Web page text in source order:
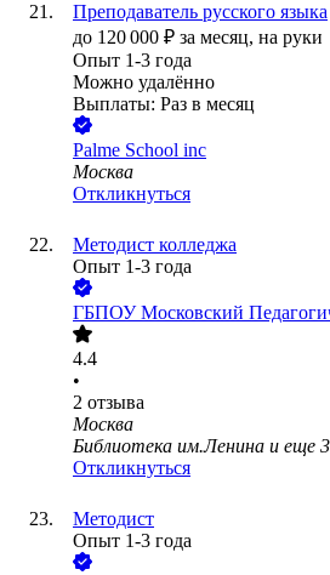
Преподаватель русского языка
до 120 000 ₽ за месяц, на руки
Опыт 1-3 года
Можно удалённо
Выплаты: Раз в месяц
Palme School inc
Москва
Откликнуться
Методист колледжа
Опыт 1-3 года
ГБПОУ Московский
4.4
•
2 отзыва
Москва
Библиотека им.Ленина и еще 3
Откликнуться
Методист
Опыт 1-3 года